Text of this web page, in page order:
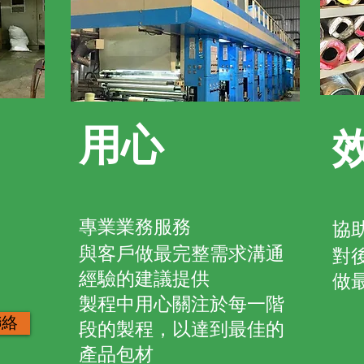
用心
專業業務服務
與客戶做最完整需求溝通
經驗的建議提供
製程中用心關注於每一階
段的製程，以達到最佳的
產品包材
協
對
做